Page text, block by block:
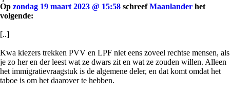
Op zondag 19 maart 2023 @ 15:58 schreefMaanlander het
volgende:
[..]
Kwa kiezers trekken PVV en LPF niet eens zoveel rechtse mensen, als
je zo her en der leest wat ze dwars zit en wat ze zouden willen. Alleen
het immigratievraagstuk is de algemene deler, en dat komt omdat het
taboe is om het daarover te hebben.